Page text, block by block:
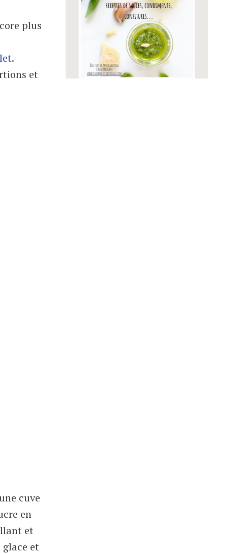
plus
.
et
cuve
en
et
et